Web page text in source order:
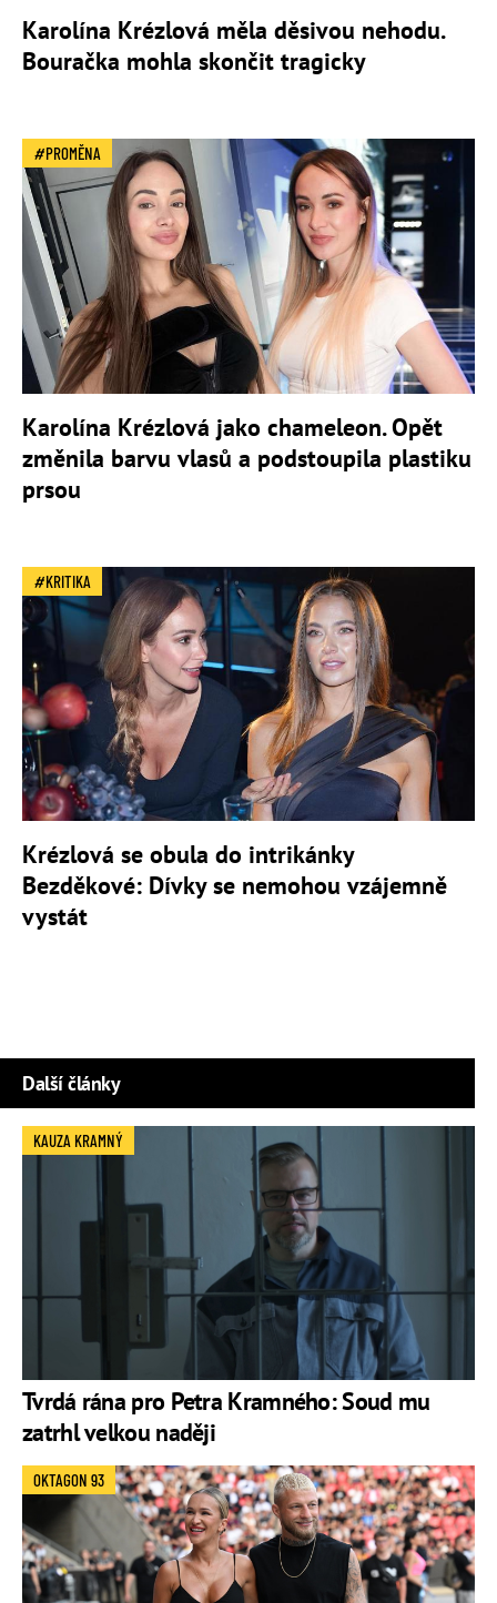
Karolína Krézlová měla děsivou nehodu.
Bouračka mohla skončit tragicky
PROMĚNA
Karolína Krézlová jako chameleon. Opět
změnila barvu vlasů a podstoupila plastiku
prsou
KRITIKA
Krézlová se obula do intrikánky
Bezděkové: Dívky se nemohou vzájemně
vystát
Další články
Tvrdá rána pro Petra Kramného: Soud mu
zatrhl velkou naději
KAUZA KRAMNÝ
OKTAGON 93